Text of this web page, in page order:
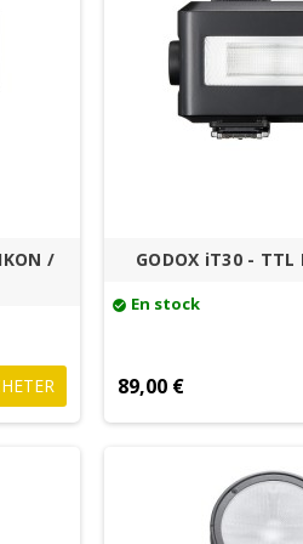
/
GODOX iT30 - TTL
check_circle En stock
89,00 €